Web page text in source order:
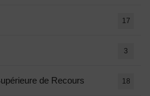
17
3
de Recours 18